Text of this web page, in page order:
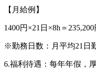
【月給例】
1400円×21日×8h＝235,200
※勤務日数：月平均21日
6.福利待遇：每年年假，